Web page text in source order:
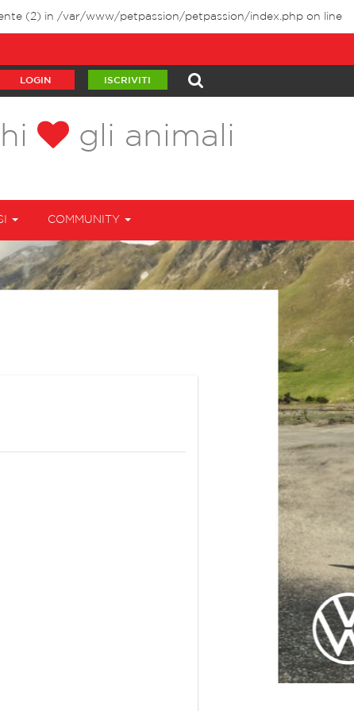
(2) in /var/www/petpassion/petpassion/index.php on line
LOGIN ISCRIVITI
gli animali
COMMUNITY